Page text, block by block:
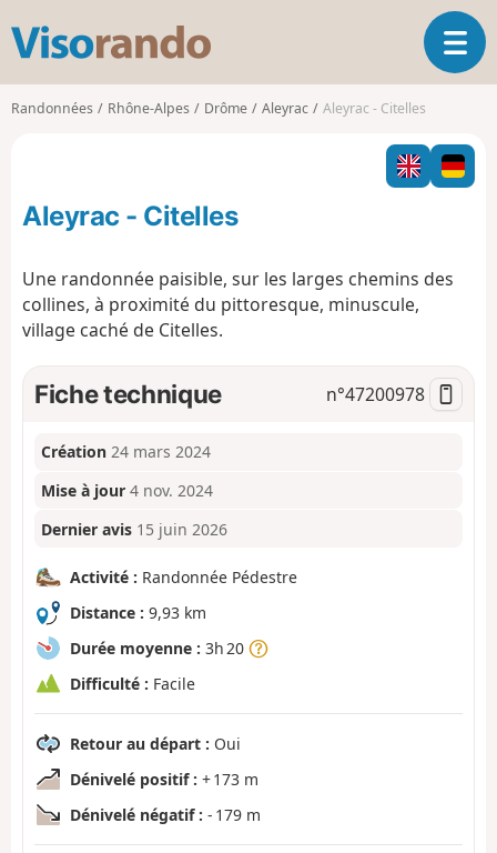
s
o
o
O
u
i
r
l
t
Randonnées Rhône-Alpes Drôme Aleyrac Aleyrac - Citelles
Aleyrac - Citelles
Une randonnée paisible, sur les larges chemins des
collines, à proximité du pittoresque, minuscule,
village caché de Citelles.
Fiche technique n°47200978
Création 24 mars 2024
Mise à jour 4 nov. 2024
Dernier avis 15 juin 2026
Activité : Randonnée Pédestre
Distance : 9,93 km
Durée moyenne : 3h 20
Difficulté : Facile
Retour au départ : Oui
Dénivelé positif : + 173 m
Dénivelé négatif : - 179 m